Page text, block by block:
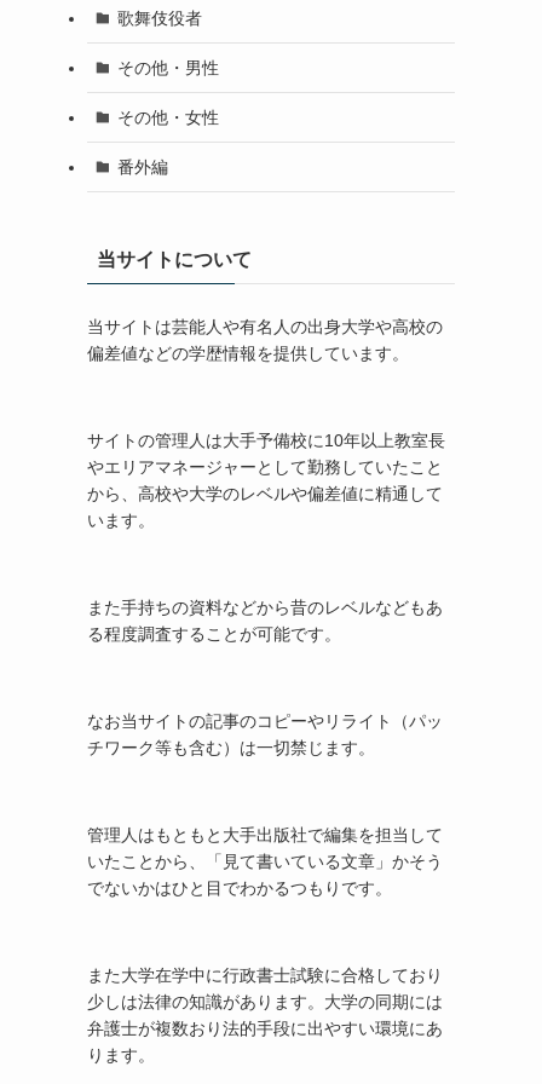
歌舞伎役者
その他・男性
その他・女性
番外編
当サイトについて
当サイトは芸能人や有名人の出身大学や高校の
偏差値などの学歴情報を提供しています。
サイトの管理人は大手予備校に10年以上教室長
やエリアマネージャーとして勤務していたこと
から、高校や大学のレベルや偏差値に精通して
います。
また手持ちの資料などから昔のレベルなどもあ
る程度調査することが可能です。
なお当サイトの記事のコピーやリライト（パッ
チワーク等も含む）は一切禁じます。
管理人はもともと大手出版社で編集を担当して
いたことから、「見て書いている文章」かそう
でないかはひと目でわかるつもりです。
また大学在学中に行政書士試験に合格しており
少しは法律の知識があります。大学の同期には
弁護士が複数おり法的手段に出やすい環境にあ
ります。